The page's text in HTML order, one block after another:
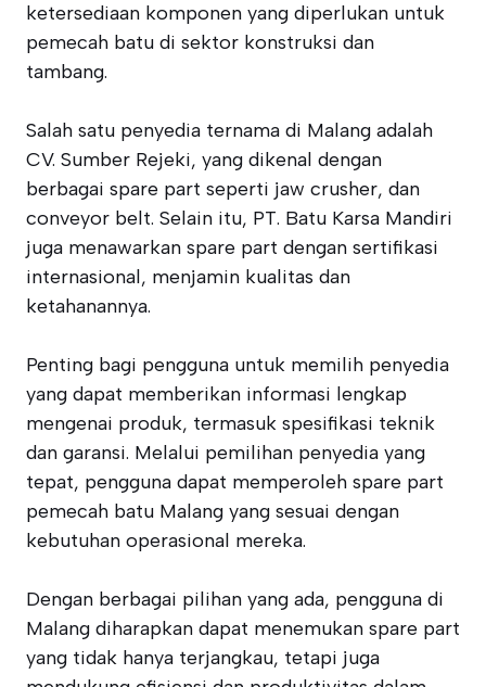
ketersediaan komponen yang diperlukan untuk
pemecah batu di sektor konstruksi dan
tambang.
Salah satu penyedia ternama di Malang adalah
CV. Sumber Rejeki, yang dikenal dengan
berbagai spare part seperti jaw crusher, dan
conveyor belt. Selain itu, PT. Batu Karsa Mandiri
juga menawarkan spare part dengan sertifikasi
internasional, menjamin kualitas dan
ketahanannya.
Penting bagi pengguna untuk memilih penyedia
yang dapat memberikan informasi lengkap
mengenai produk, termasuk spesifikasi teknik
dan garansi. Melalui pemilihan penyedia yang
tepat, pengguna dapat memperoleh spare part
pemecah batu Malang yang sesuai dengan
kebutuhan operasional mereka.
Dengan berbagai pilihan yang ada, pengguna di
Malang diharapkan dapat menemukan spare part
yang tidak hanya terjangkau, tetapi juga